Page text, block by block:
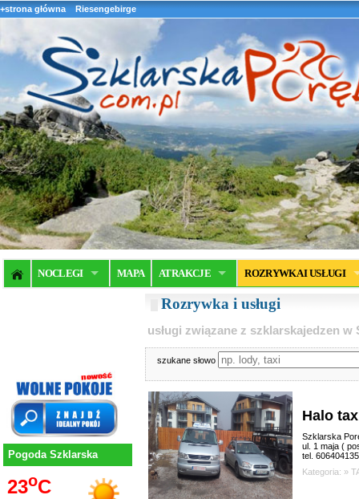
+strona główna Riesengebirge
NOCLEGI MAPA ATRAKCJE ROZRYWKA I USŁUGI
Pogoda Szklarska
23oC
Rozrywka i usługi
usługi związane z szklarskajedzen w
szukane słowo
Halo
Szklarska
ul. 1 maja (
tel.
Kategoria: »